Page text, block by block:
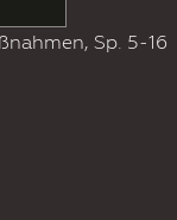
Sp. 5-16